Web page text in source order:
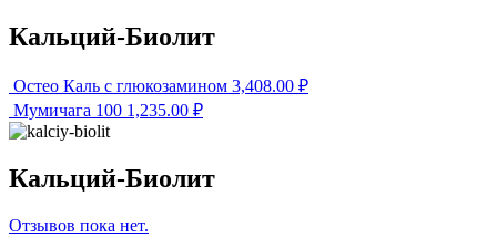
Кальций-Биолит
Остео Каль с глюкозамином 3,408.00 ₽
Мумичага 100 1,235.00 ₽
Кальций-Биолит
Отзывов пока нет.